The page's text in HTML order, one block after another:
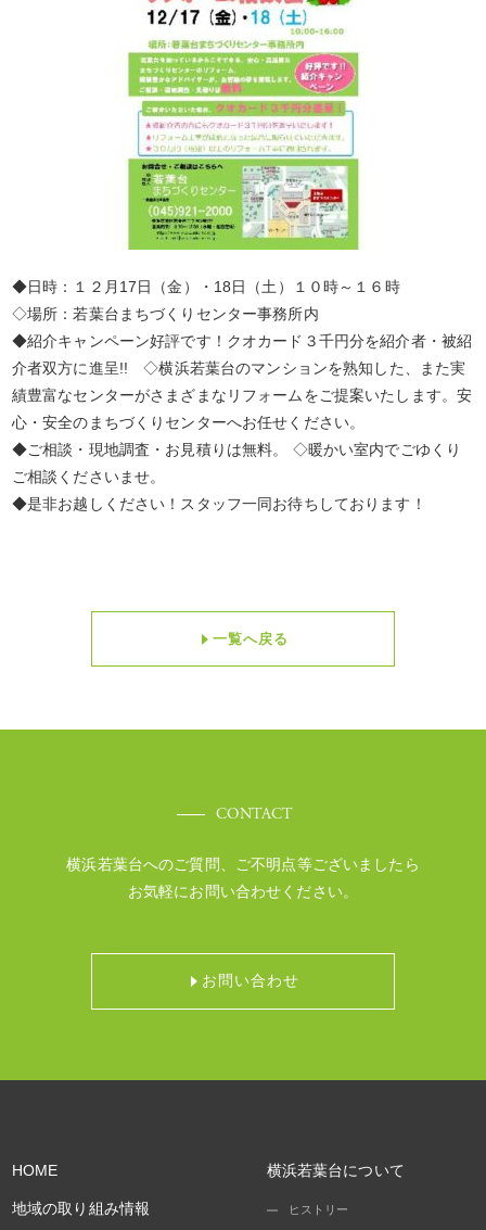
◆日時：１２月17日（金）・18日（土）１０時～１６時
◇場所：若葉台まちづくりセンター事務所内
◆紹介キャンペーン好評です！クオカード３千円分を紹介者・被紹
介者双方に進呈!! ◇横浜若葉台のマンションを熟知した、また実
績豊富なセンターがさまざまなリフォームをご提案いたします。安
心・安全のまちづくりセンターへお任せください。
◆ご相談・現地調査・お見積りは無料。 ◇暖かい室内でごゆくり
ご相談くださいませ。
◆是非お越しください！スタッフ一同お待ちしております！
一覧へ戻る
CONTACT
横浜若葉台へのご質問、ご不明点等ございましたら
お気軽にお問い合わせください。
お問い合わせ
HOME
地域の取り組み情報
横浜若葉台について
ヒストリー